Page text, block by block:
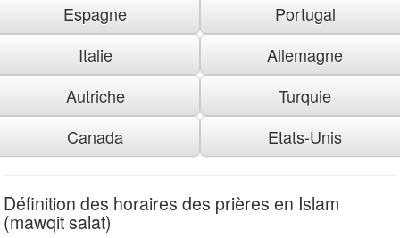
Espagne
Portugal
Italie
Allemagne
Autriche
Turquie
Canada
Etats-Unis
Définition des horaires des prières en Islam
(mawqit salat)